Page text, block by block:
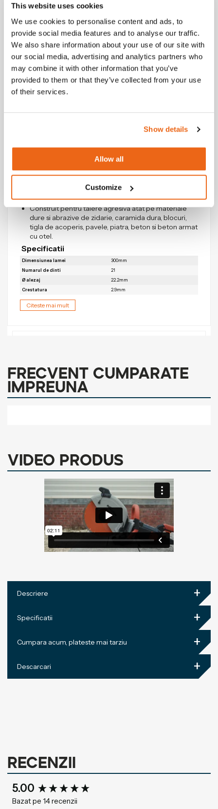
This website uses cookies
We use cookies to personalise content and ads, to
provide social media features and to analyse our traffic.
We also share information about your use of our site with
our social media, advertising and analytics partners who
may combine it with other information that you’ve
provided to them or that they’ve collected from your use
of their services.
Show details
Allow all
Customize
Evolution 300mm, Ø300 x 25.4 mm
caldura pentru a mentine performanta maxima de
taiere.
eficienta taierii si indeparteaza detritusul de pe
taietura.
Construit pentru taiere agresiva atat pe materiale
dure si abrazive de zidarie, caramida dura, blocuri,
tigla de acoperis, pavele, piatra, beton si beton armat
cu otel.
Specificatii
Dimensiunea lamei
300mm
Numarul de dinti
21
Ø alezaj
22.2mm
Crestatura
2.9mm
Citeste mai mult
Descarcari
Alerta stoc
Frecvent cumparate
impreuna
VIDEO PRODUS
Descriere +
Specificatii +
Cumpara acum, plateste mai tarziu +
Descarcari +
Recenzii
5.00
Bazat pe 14 recenzii
New content loaded